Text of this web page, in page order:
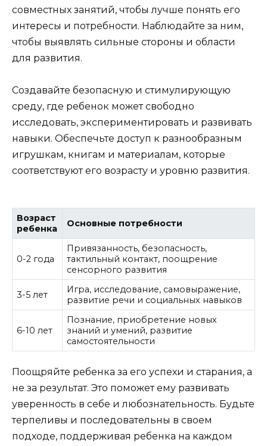
совместных занятий, чтобы лучше понять его
интересы и потребности. Наблюдайте за ним,
чтобы выявлять сильные стороны и области
для развития.
Создавайте безопасную и стимулирующую
среду, где ребенок может свободно
исследовать, экспериментировать и развивать
навыки. Обеспечьте доступ к разнообразным
игрушкам, книгам и материалам, которые
соответствуют его возрасту и уровню развития.
Возраст
ребенка
Основные потребности
0-2 года
Привязанность, безопасность,
тактильный контакт, поощрение
сенсорного развития
3-5 лет
Игра, исследование, самовыражение,
развитие речи и социальных навыков
6-10 лет
Познание, приобретение новых
знаний и умений, развитие
самостоятельности
Поощряйте ребенка за его успехи и старания, а
не за результат. Это поможет ему развивать
уверенность в себе и любознательность. Будьте
терпеливы и последовательны в своем
подходе, поддерживая ребенка на каждом